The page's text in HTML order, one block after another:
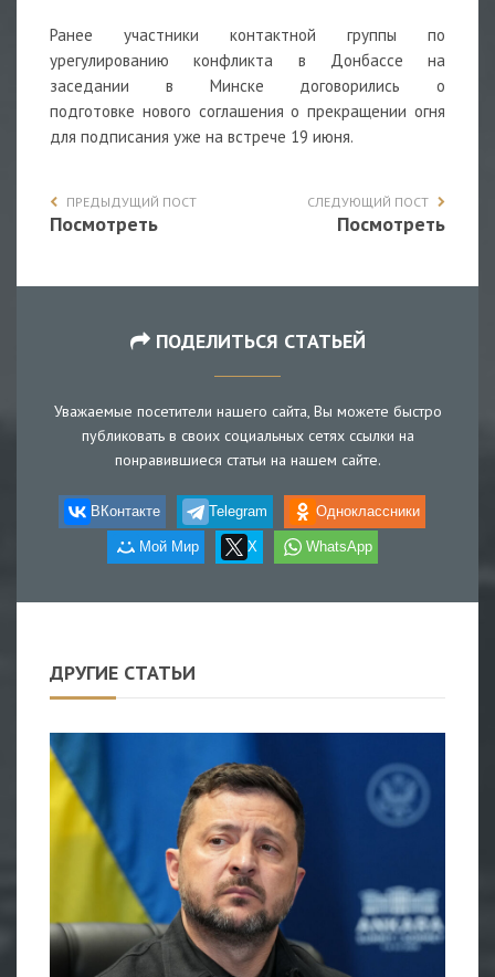
Ранее участники контактной группы по
урегулированию конфликта в Донбассе на
заседании в Минске договорились о
подготовке нового соглашения о прекращении огня
для подписания уже на встрече 19 июня.
ПРЕДЫДУЩИЙ ПОСТ
Посмотреть
СЛЕДУЮЩИЙ ПОСТ
Посмотреть
ПОДЕЛИТЬСЯ СТАТЬЕЙ
Уважаемые посетители нашего сайта, Вы можете быстро
публиковать в своих социальных сетях ссылки на
понравившиеся статьи на нашем сайте.
ВКонтакте Telegram Одноклассники
Мой Мир X WhatsApp
ДРУГИЕ СТАТЬИ